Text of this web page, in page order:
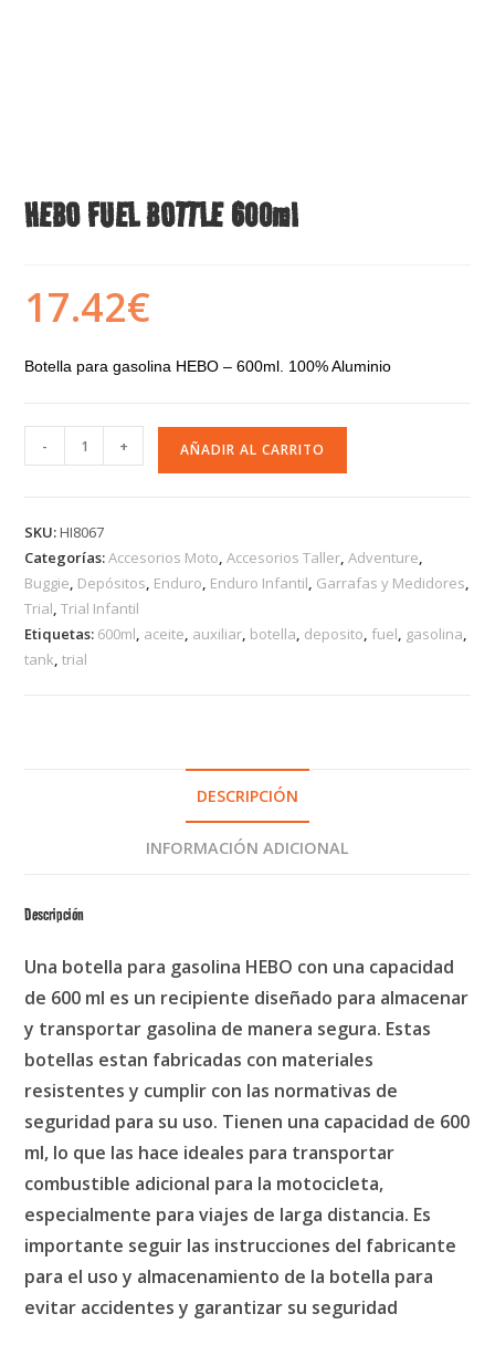
HEBO FUEL BOTTLE 600ml
17.42€
Botella para gasolina HEBO – 600ml. 100% Aluminio
- + AÑADIR AL CARRITO
SKU:HI8067
Categorías:Accesorios Moto,Accesorios Taller,Adventure,
Buggie, Depósitos, Enduro, Enduro Infantil, Garrafas y Medidores,
Trial,Trial Infantil
Etiquetas: 600ml, aceite, auxiliar, botella, deposito, fuel, gasolina,
tank,trial
DESCRIPCIÓN
INFORMACIÓN ADICIONAL
Descripción
Una botella para gasolina HEBO con una capacidad
de 600 ml es un recipiente diseñado para almacenar
y transportar gasolina de manera segura. Estas
botellas estan fabricadas con materiales
resistentes y cumplir con las normativas de
seguridad para su uso. Tienen una capacidad de 600
ml, lo que las hace ideales para transportar
combustible adicional para la motocicleta,
especialmente para viajes de larga distancia. Es
importante seguir las instrucciones del fabricante
para el uso y almacenamiento de la botella para
evitar accidentes y garantizar su seguridad